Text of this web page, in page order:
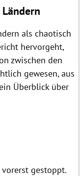
als chaotisch
hervorgeht,
zwischen den
gewesen, aus
Überblick über
gestoppt.